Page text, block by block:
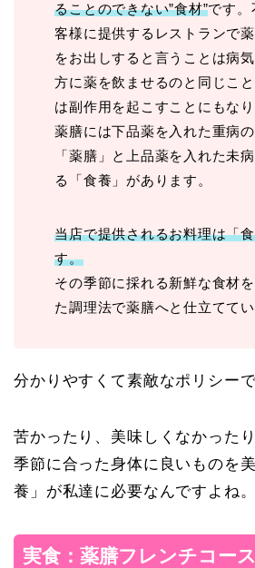
ることのできない”食材”です。
客様に提供するレストランで
をお出しすると言うことは病
方に薬を飲ませるのと同じこ
は副作用を起こすことにもなり
薬膳には下品薬を入れた重病
「薬膳」と上品薬を入れた未
る「食養」があります。
当店で提供されるお料理は「
す。
その季節に採れる新鮮な食材
た調理法で薬膳へと仕立ててい
分かりやすくて素敵なポリシーで
苦かったり、美味しくなかった
季節に合った身体に良いものを
養」が私達に必要なんですよね。
実食：薬膳フレンチコース